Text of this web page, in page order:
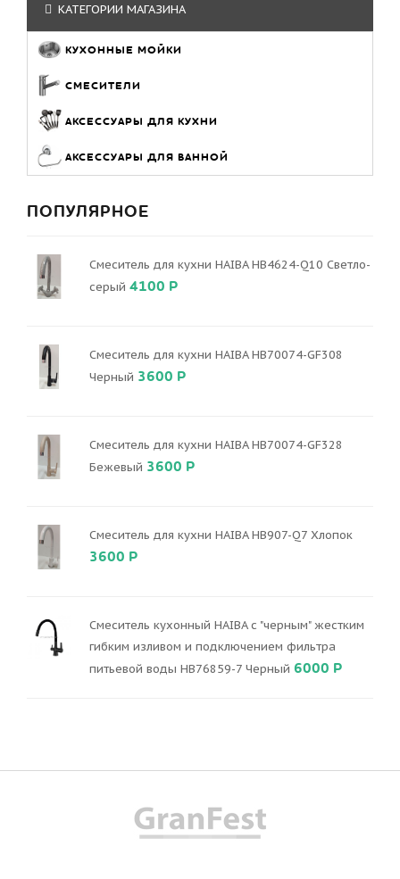
КАТЕГОРИИ МАГАЗИНА
КУХОННЫЕ МОЙКИ
СМЕСИТЕЛИ
АКСЕССУАРЫ ДЛЯ КУХНИ
АКСЕССУАРЫ ДЛЯ ВАННОЙ
ПОПУЛЯРНОЕ
Смеситель для кухни HAIBA HB4624-Q10 Светло-
серый 4100 Р
Смеситель для кухни HAIBA HB70074-GF308
Черный 3600 Р
Смеситель для кухни HAIBA HB70074-GF328
Бежевый 3600 Р
Смеситель для кухни HAIBA HB907-Q7 Хлопок
3600 Р
Смеситель кухонный HAIBA с "черным" жестким
гибким изливом и подключением фильтра
питьевой воды HB76859-7 Черный 6000 Р